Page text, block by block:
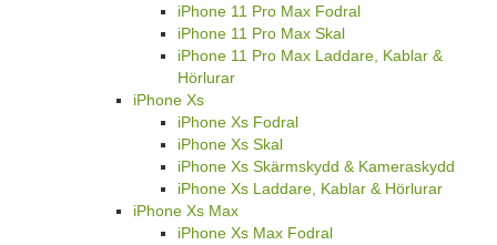
iPhone 11 Pro Max Fodral
iPhone 11 Pro Max Skal
iPhone 11 Pro Max Laddare, Kablar &
Hörlurar
iPhone Xs
iPhone Xs Fodral
iPhone Xs Skal
iPhone Xs Skärmskydd & Kameraskydd
iPhone Xs Laddare, Kablar & Hörlurar
iPhone Xs Max
iPhone Xs Max Fodral